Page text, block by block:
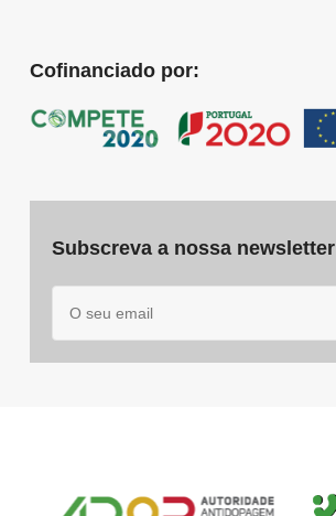
Cofinanciado por:
Subscreva a nossa newsletter